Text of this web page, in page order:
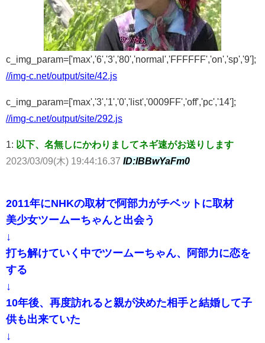
c_img_param=['max','6','3','80','normal','FFFFFF','on','sp','9'];
//img-c.net/output/site/42.js
c_img_param=['max','3','1','0','list','0009FF','off','pc','14'];
//img-c.net/output/site/292.js
1: 以下、名無しにかわりましてネギ速がお送りします
2023/03/09(木) 19:44:16.37 ID:lBBwYaFm0
2011年にNHKの取材で阿部力がチベットに取材
美少女ツームーちゃんと出会う
↓
打ち解けていく中でツームーちゃん、阿部力に恋を
する
↓
10年後、再度訪れると親が決めた相手と結婚して子
供も出来ていた
↓